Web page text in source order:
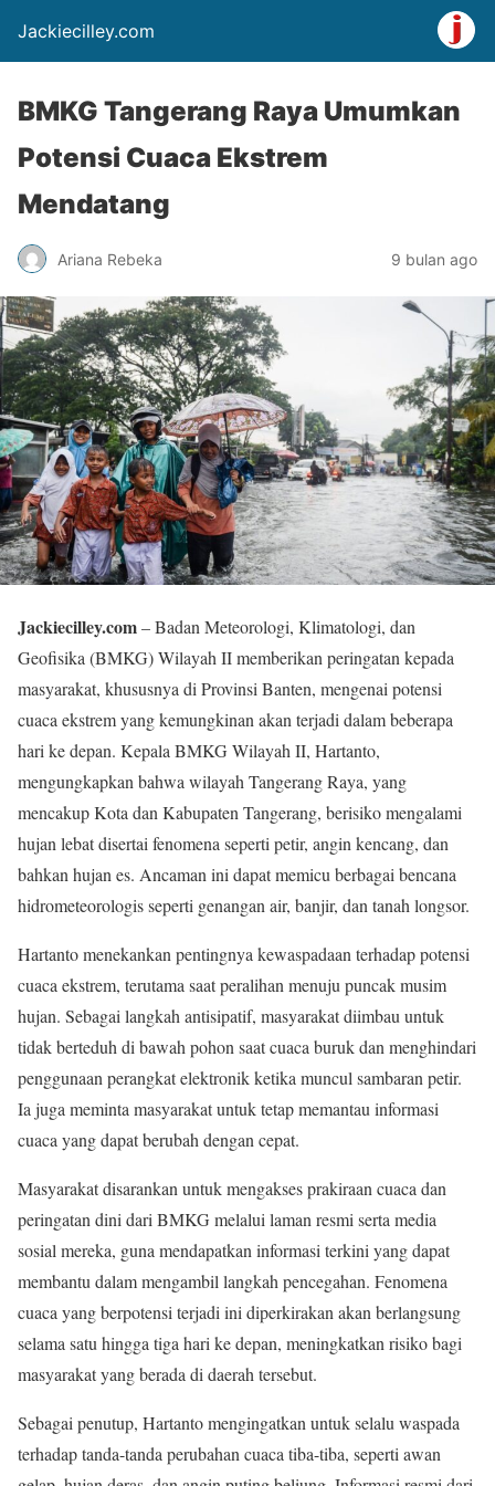
Jackiecilley.com
BMKG Tangerang Raya Umumkan
Potensi Cuaca Ekstrem
Mendatang
Ariana Rebeka 9 bulan ago
Jackiecilley.com– Badan Meteorologi, Klimatologi, dan
Geofisika (BMKG) Wilayah II memberikan peringatan kepada
masyarakat, khususnya di Provinsi Banten, mengenai potensi
cuaca ekstrem yang kemungkinan akan terjadi dalam beberapa
hari ke depan. Kepala BMKG Wilayah II, Hartanto,
mengungkapkan bahwa wilayah Tangerang Raya, yang
mencakup Kota dan Kabupaten Tangerang, berisiko mengalami
hujan lebat disertai fenomena seperti petir, angin kencang, dan
bahkan hujan es. Ancaman ini dapat memicu berbagai bencana
hidrometeorologis seperti genangan air, banjir, dan tanah longsor.
Hartanto menekankan pentingnya kewaspadaan terhadap potensi
cuaca ekstrem, terutama saat peralihan menuju puncak musim
hujan. Sebagai langkah antisipatif, masyarakat diimbau untuk
tidak berteduh di bawah pohon saat cuaca buruk dan menghindari
penggunaan perangkat elektronik ketika muncul sambaran petir.
Ia juga meminta masyarakat untuk tetap memantau informasi
cuaca yang dapat berubah dengan cepat.
Masyarakat disarankan untuk mengakses prakiraan cuaca dan
peringatan dini dari BMKG melalui laman resmi serta media
sosial mereka, guna mendapatkan informasi terkini yang dapat
membantu dalam mengambil langkah pencegahan. Fenomena
cuaca yang berpotensi terjadi ini diperkirakan akan berlangsung
selama satu hingga tiga hari ke depan, meningkatkan risiko bagi
masyarakat yang berada di daerah tersebut.
Sebagai penutup, Hartanto mengingatkan untuk selalu waspada
terhadap tanda-tanda perubahan cuaca tiba-tiba, seperti awan